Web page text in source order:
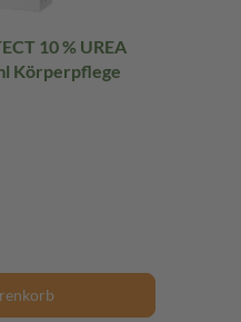
10 % UREA
Körperpflege